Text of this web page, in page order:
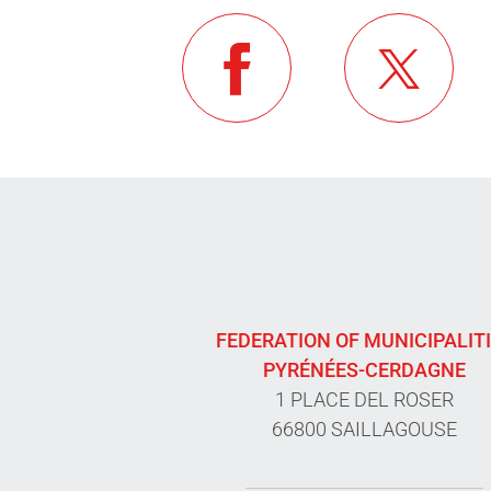
FEDERATION OF
PYRÉNÉES-CERDAGNE
1 PLACE DEL ROSER
66800 SAILLAGOUSE